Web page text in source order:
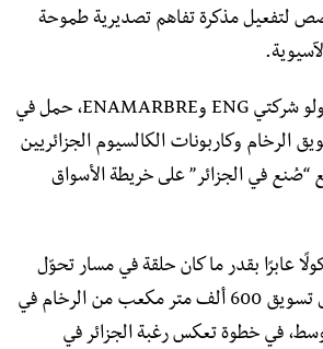
لتفعيل مذكرة تفاهم تصديرية طموحة
اللقاء الذي حضره مسؤولو شركتي ENG وENAMARBRE، حمل في
الرخام وكاربونات الكالسيوم الجزائريين
“صُنع في الجزائر” على خريطة الأسواق
عابرًا بقدر ما كان حلقة في مسار تحوّل
استراتيجي؛ إذ اتُّفق على تسويق 600 ألف متر مكعب من الرخام في
في خطوة تعكس رغبة الجزائر في